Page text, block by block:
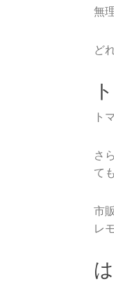
無
ど
ト
さ
て
市
レ